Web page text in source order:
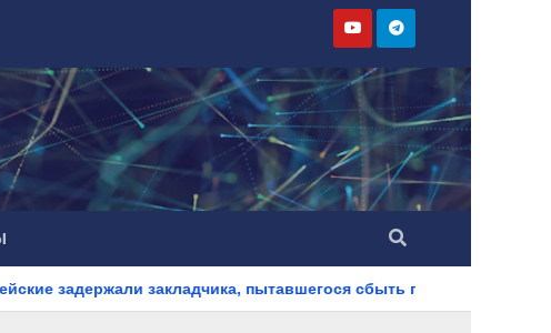
пытавшегося сбыть партию синтетического наркотика